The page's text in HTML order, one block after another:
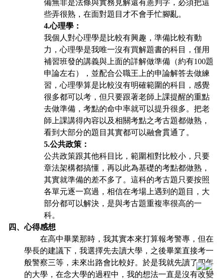
備無非是法條與實務見解還有憲判字，必須把這
些弄很熟，在面對題目才不會手忙腳亂。
4.心理學：
我個人對心理學是比較有興趣，準備比較有動
力，心理學是我唯一沒有買解題書的科目，僅用
補習班發的講義與上面的詳解做準備（約有100題
申論左右），並配合公職王上的申論解答去做練
習，心理學算是比較沒有明確範圍的科目，感覺
很多都可以考，但只要跟著老師上課提醒的重點
去做準備，考點的命中率就可以提升很多。把老
師上課講得內容以及相關考點之考古題都做熟，
看到大部分的題目其實都可以融會貫通了。
5.公共政策：
公共政策跟其他科目比，範圍相對比較小，只要
章法架構都搞懂，再以此為基礎的考點都做熟，
其實就準備的差不多了。這科的考古題只要按照
各單元逐一寫過，相信在考場上遇到的題 目，大
部分都可以解決，是與考古題重複率很高的一
科。
四、心得感想
在高中畢業那時，我其實本來打算報考警專，但在
學長的建議下，我選擇先去讀大學，之後畢業直接考一
般警察三等，未來出路會比較好。於是我就先讀了四年
的大學，在念大學的過程中，我的想法一直是沒有改變